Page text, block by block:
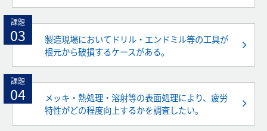
課題
03
製造現場においてドリル・エンドミル等の工具が
根元から破損するケースがある。
課題
04
メッキ・熱処理・溶射等の表面処理により、疲労
特性がどの程度向上するかを調査したい。